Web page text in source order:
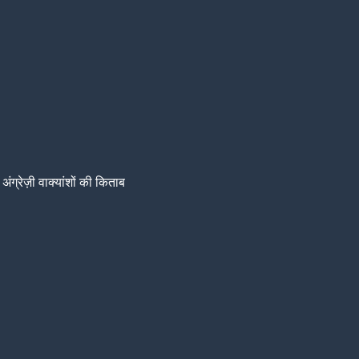
अंग्रेज़ी वाक्यांशों की किताब